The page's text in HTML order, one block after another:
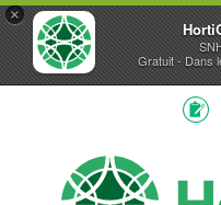
×
Gratuit - Dans